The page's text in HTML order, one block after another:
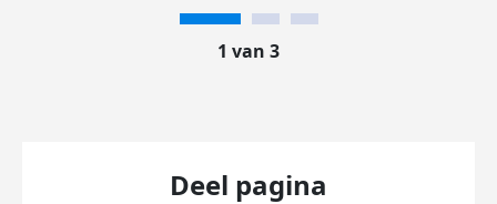
1 van 3
Deel pagina